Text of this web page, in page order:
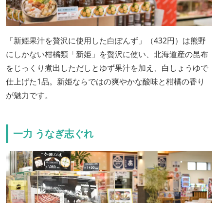
「新姫果汁を贅沢に使用した白ぽんず」（432円）は熊野
にしかない柑橘類「新姫」を贅沢に使い、北海道産の昆布
をじっくり煮出しただしとゆず果汁を加え、白しょうゆで
仕上げた1品。新姫ならではの爽やかな酸味と柑橘の香り
が魅力です。
一力 うなぎ志ぐれ